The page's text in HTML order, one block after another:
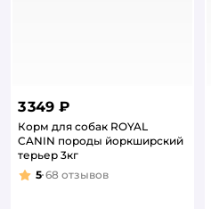
3 349 ₽
Корм для собак ROYAL
CANIN породы йоркширский
терьер 3кг
Рейтинг:
5 68 отзывов